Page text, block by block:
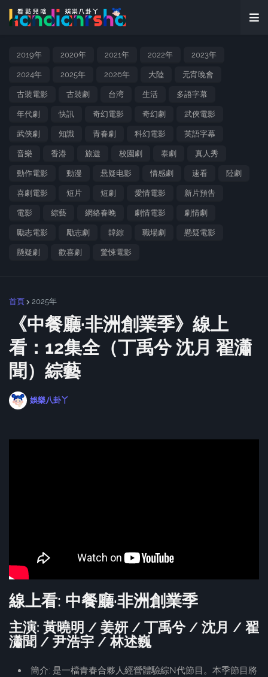
2019年 2020年 2021年 2022年 2023年
2024年 2025年 2026年 大陸 元宵晚會
古裝電影 古裝劇 台湾 生活 多語字幕
年代劇 快訊 奇幻電影 奇幻劇 武俠電影
武俠劇 知識 青春劇 科幻電影 英語字幕
音樂 香港 旅遊 校園劇 泰劇 真人秀
動作電影 動漫 悬疑电影 情感劇 速看 陸劇
喜劇電影 短片 短劇 愛情電影 新片預告
電影 綜藝 網絡春晚 劇情電影 劇情劇
勵志電影 勵志劇 韓綜 職場劇 懸疑電影
懸疑劇 歡喜劇 驚悚電影
首頁 2025年
《中餐廳·非洲創業季》線上
看：12集全（丁禹兮 沈月 翟瀟
聞）綜藝
娛樂八卦丫
線上看: 中餐廳·非洲創業季
主演: 黃曉明 / 姜妍 / 丁禹兮 / 沈月 / 翟
瀟聞 / 尹浩宇 / 林述巍
簡介: 是一檔青春合夥人經營體驗綜N代節目。本季節目將